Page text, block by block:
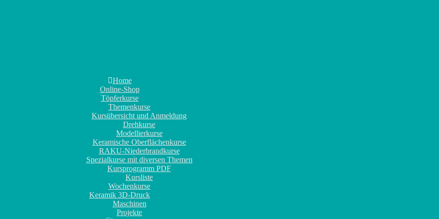
Home
Online-Shop
Töpferkurse
Themenkurse
Kursübersicht und Anmeldung
Drehkurse
Modellierkurse
Keramische Oberflächenkurse
RAKU-Niederbrandkurse
Spezialkurse mit diversen Themen
Kursprogramm PDF
Kursliste
Wochenkurse
Keramik 3D-Druck
Maschinen
Projekte